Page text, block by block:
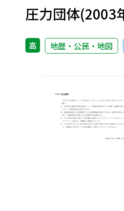
圧力団体(2003
高 地歴・公民・地図